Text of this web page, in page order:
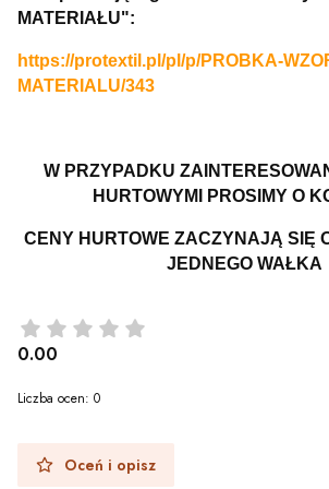
MATERIAŁU":
https://protextil.pl/pl/p/PROBKA-
MATERIALU/343
W PRZYPADKU
HURTOWYMI PROSIMY O
CENY HURTOWE ZACZYNAJĄ SIĘ
JEDNEGO WAŁKA
0.00
Liczba ocen: 0
Oceń i opisz